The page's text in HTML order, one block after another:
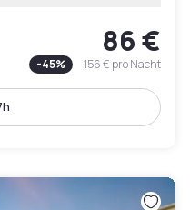
86 €
-45% 156 €pro Nacht